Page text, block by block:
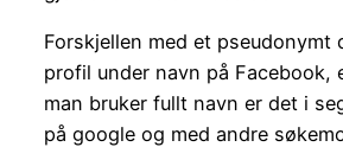
Forskjellen med et pseudonymt
profil under navn på Facebook,
man bruker fullt navn er det i
på google og med andre